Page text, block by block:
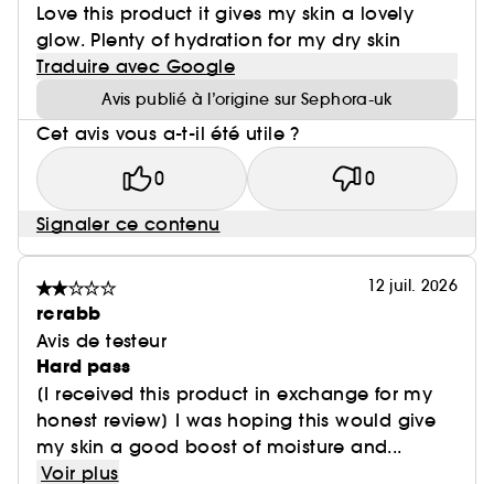
Love this product it gives my skin a lovely
glow. Plenty of hydration for my dry skin
Traduire avec Google
Avis publié à l’origine sur Sephora-uk
Cet avis vous a-t-il été utile ?
0 0
Signaler ce contenu
12 juil. 2026
rcrabb
Avis de testeur
Hard pass
[I received this product in exchange for my
honest review] I was hoping this would give
my skin a good boost of moisture and...
Voir plus